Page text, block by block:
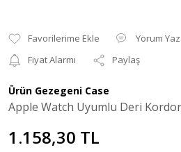
Yorum Yaz
Fiyat Alarmı
Paylaş
Ürün Gezegeni Case
Apple Watch Uyumlu Deri
1.158,30 TL